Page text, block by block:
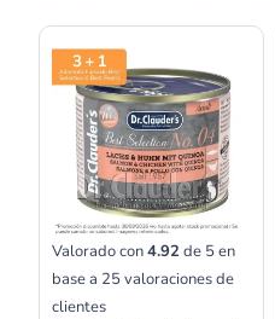
Valorado con4.92de 5 en
base a 25valoraciones de
clientes
de
precios:
desde
S/13.00
hasta
S/23.00